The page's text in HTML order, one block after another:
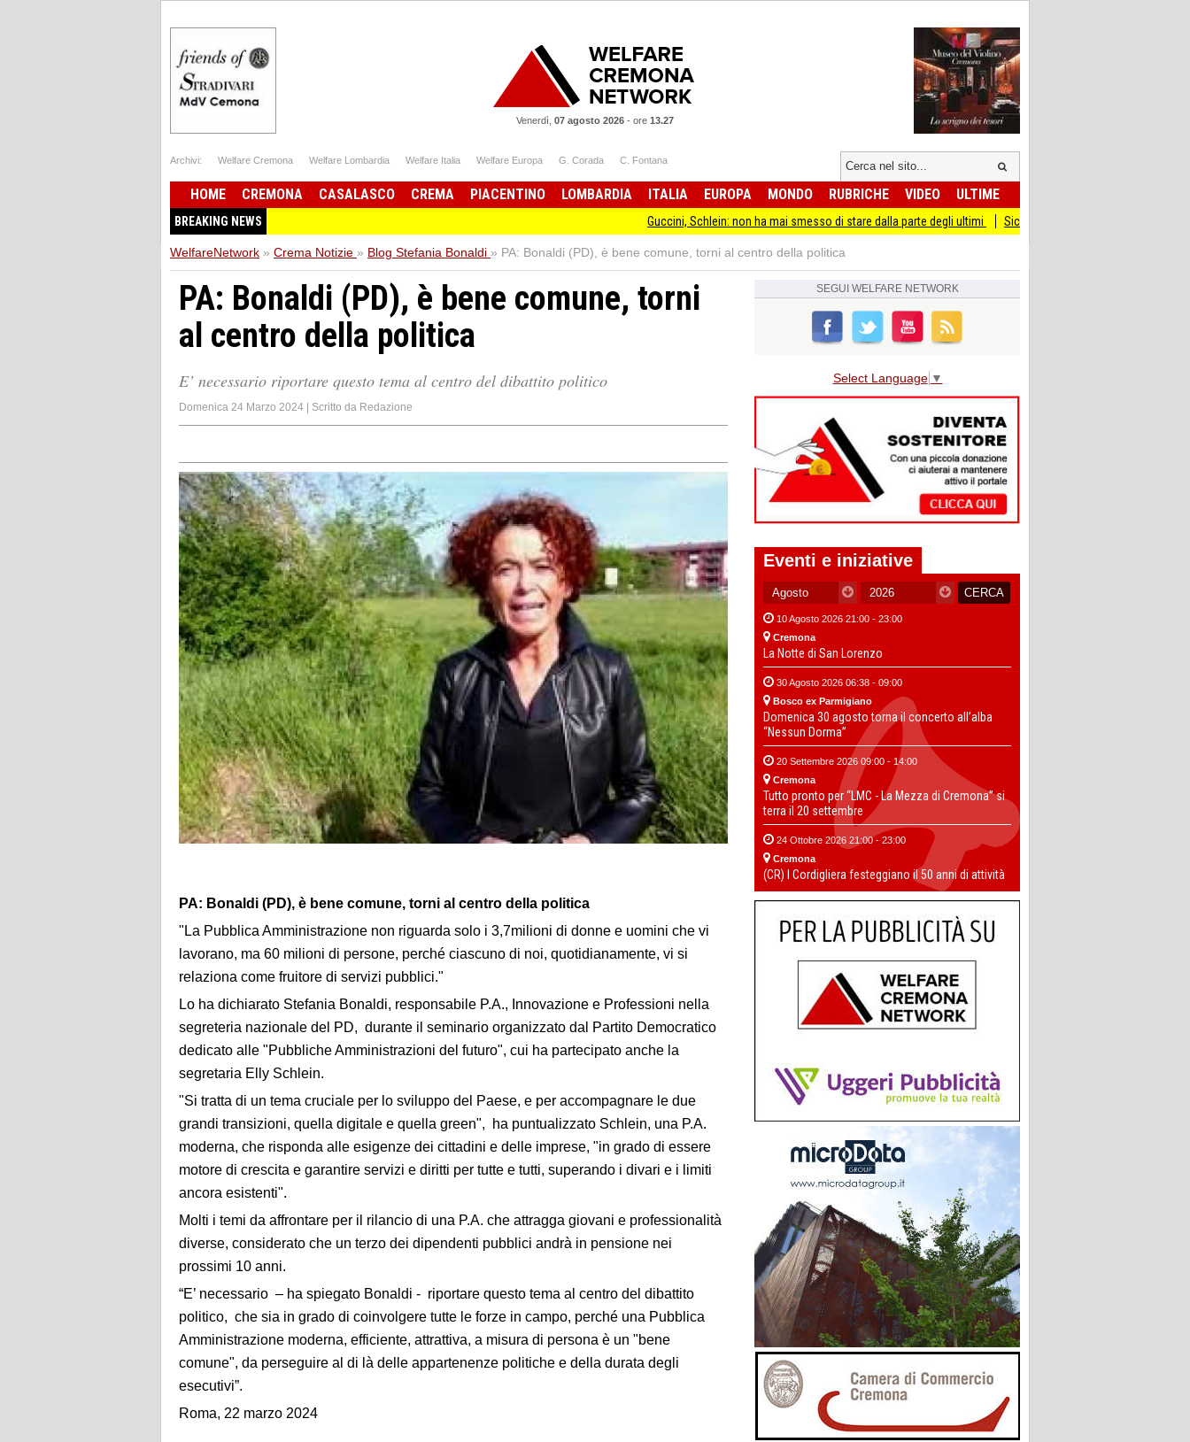
Venerdì, 07 agosto 2026 - ore 13.27
Archivi: Welfare Cremona Welfare Lombardia Welfare Italia Welfare Europa G. Corada C. Fontana
HOME CREMONA CASALASCO CREMA PIACENTINO LOMBARDIA ITALIA EUROPA MONDO RUBRICHE VIDEO ULTIME
BREAKING NEWS Guccini, Schlein: non ha mai smesso di stare dalla parte degli ultimi Sicurezza I Giovani Democratici ribattono ai
WelfareNetwork » Crema Notizie » Blog Stefania Bonaldi » PA: Bonaldi (PD), è bene comune, torni al centro della politica
PA: Bonaldi (PD), è bene comune, torni
al centro della politica
E’ necessario riportare questo tema al centro del dibattito politico
Domenica 24 Marzo 2024 | Scritto da Redazione
PA: Bonaldi (PD), è bene comune, torni al centro della politica
"La Pubblica Amministrazione non riguarda solo i 3,7milioni di donne e uomini che vi
lavorano, ma 60 milioni di persone, perché ciascuno di noi, quotidianamente, vi si
relaziona come fruitore di servizi pubblici."
Lo ha dichiarato Stefania Bonaldi, responsabile P.A., Innovazione e Professioni nella
segreteria nazionale del PD, durante il seminario organizzato dal Partito Democratico
dedicato alle "Pubbliche Amministrazioni del futuro", cui ha partecipato anche la
segretaria Elly Schlein.
"Si tratta di un tema cruciale per lo sviluppo del Paese, e per accompagnare le due
grandi transizioni, quella digitale e quella green", ha puntualizzato Schlein, una P.A.
moderna, che risponda alle esigenze dei cittadini e delle imprese, "in grado di essere
motore di crescita e garantire servizi e diritti per tutte e tutti, superando i divari e i limiti
ancora esistenti".
Molti i temi da affrontare per il rilancio di una P.A. che attragga giovani e professionalità
diverse, considerato che un terzo dei dipendenti pubblici andrà in pensione nei
prossimi 10 anni.
“E’ necessario – ha spiegato Bonaldi - riportare questo tema al centro del dibattito
politico, che sia in grado di coinvolgere tutte le forze in campo, perché una Pubblica
Amministrazione moderna, efficiente, attrattiva, a misura di persona è un "bene
comune", da perseguire al di là delle appartenenze politiche e della durata degli
esecutivi”.
Roma, 22 marzo 2024
SEGUI WELFARE NETWORK
Select Language ▼
Eventi e iniziative
10 Agosto 2026 21:00 - 23:00
Cremona
La Notte di San Lorenzo
30 Agosto 2026 06:38 - 09:00
Bosco ex Parmigiano
Domenica 30 agosto torna il concerto all’alba
“Nessun Dorma”
20 Settembre 2026 09:00 - 14:00
Cremona
Tutto pronto per “LMC - La Mezza di Cremona” si
terra il 20 settembre
24 Ottobre 2026 21:00 - 23:00
Cremona
(CR) I Cordigliera festeggiano il 50 anni di attività